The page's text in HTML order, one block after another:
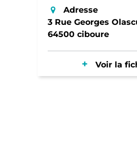
Adresse
3 Rue Georges
64500 ciboure
Voir la